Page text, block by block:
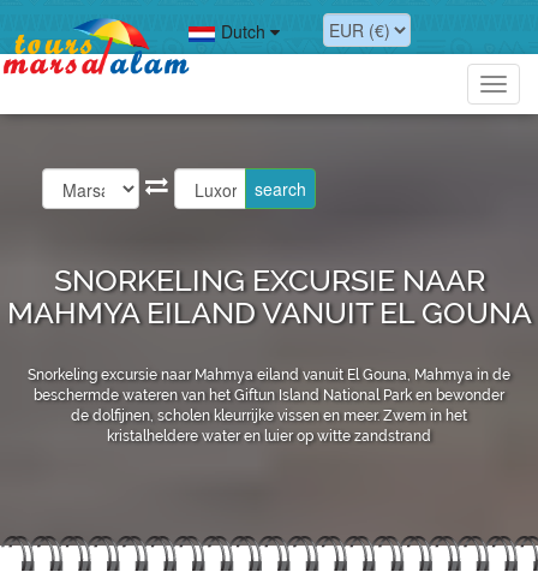
Dutch
SNORKELING EXCURSIE NAAR
MAHMYA EILAND VANUIT EL GOUNA
Snorkeling excursie naar Mahmya eiland vanuit El Gouna, Mahmya in de
beschermde wateren van het Giftun Island National Park en bewonder
de dolfijnen, scholen kleurrijke vissen en meer. Zwem in het
kristalheldere water en luier op witte zandstrand